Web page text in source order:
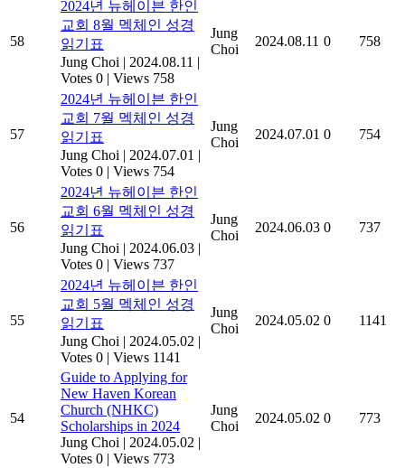
58
2024년 뉴헤이븐 한인
교회 8월 멕체인 성경
읽기표
Jung Choi | 2024.08.11 |
Votes 0 | Views 758
Jung
Choi
2024.08.11 0 758
57
2024년 뉴헤이븐 한인
교회 7월 멕체인 성경
읽기표
Jung Choi | 2024.07.01 |
Votes 0 | Views 754
Jung
Choi
2024.07.01 0 754
56
2024년 뉴헤이븐 한인
교회 6월 멕체인 성경
읽기표
Jung Choi | 2024.06.03 |
Votes 0 | Views 737
Jung
Choi
2024.06.03 0 737
55
2024년 뉴헤이븐 한인
교회 5월 멕체인 성경
읽기표
Jung Choi | 2024.05.02 |
Votes 0 | Views 1141
Jung
Choi
2024.05.02 0 1141
54
Guide to Applying for
New Haven Korean
Church (NHKC)
Scholarships in 2024
Jung Choi | 2024.05.02 |
Votes 0 | Views 773
Jung
Choi
2024.05.02 0 773